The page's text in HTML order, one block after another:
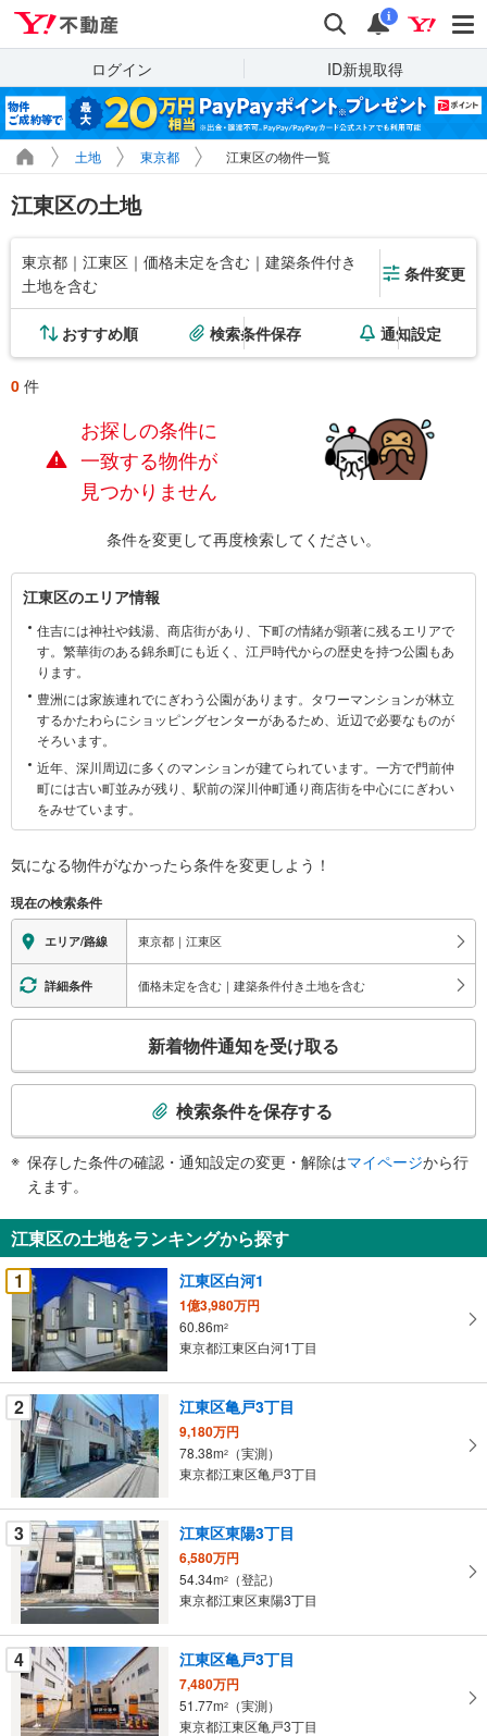
検索 通知
i
ログイン ID新規取得
土地 東京都 江東区の物件一覧
江東区の土地
東京都｜江東区｜価格未定を含む｜建築条件付き
土地を含む
条件変更
おすすめ順 検索条件保存 通知設定
0 件
お探しの条件に
一致する物件が
見つかりません
条件を変更して再度検索してください。
江
東
区
に
す
報
江東区のエリア情報
住吉には神社や銭湯、商店街があり、下町の情緒が顕著に残るエリアで
す。繁華街のある錦糸町にも近く、江戸時代からの歴史を持つ公園もあ
ります。
豊洲には家族連れでにぎわう公園があります。タワーマンションが林立
するかたわらにショッピングセンターがあるため、近辺で必要なものが
そろいます。
近年、深川周辺に多くのマンションが建てられています。一方で門前仲
町には古い町並みが残り、駅前の深川仲町通り商店街を中心ににぎわい
をみせています。
気になる物件がなかったら条件を変更しよう！
現在の検索条件
エリア/路線 東京都｜江東区
詳細条件 価格未定を含む｜建築条件付き土地を含む
検
知
を
受
け
取
る
・
条
件
を
マ
イ
ペ
ー
ジ
に
保
存
す
る
新着物件通知を受け取る
検索条件を保存する
保存した条件の確認・通知設定の変更・解除はマイページから行
えます。
江東区の土地をランキングから探す
1
江東区白河1
1億3,980万円
60.86m2
東京都江東区白河1丁目
2 江東区亀戸3丁目
9,180万円
78.38m2
（実測）
東京都江東区亀戸3丁目
3 江東区東陽3丁目
6,580万円
54.34m2
（登記）
東京都江東区東陽3丁目
4 江東区亀戸3丁目
7,480万円
51.77m2
（実測）
東京都江東区亀戸3丁目